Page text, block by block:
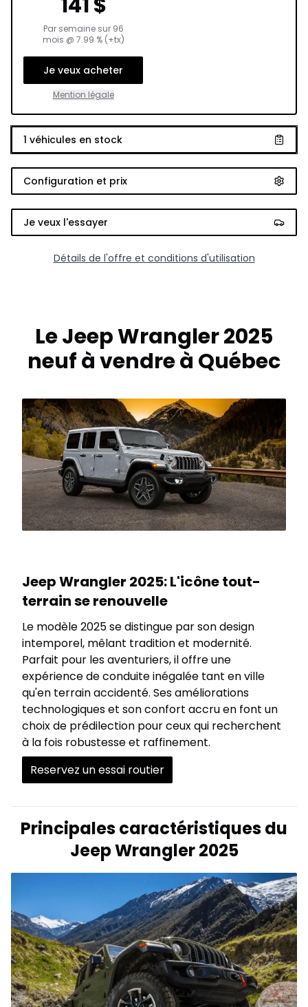
141$
Par semaine sur 96
mois @ 7.99 % (+tx)
Je veux acheter
Mention légale
1 véhicules en stock
Configuration et prix
Je veux l'essayer
Détails de l'offre et conditions d'utilisation
Le Jeep Wrangler 2025
neuf à vendre à Québec
Jeep Wrangler 2025: L'icône tout-
terrain se renouvelle
Le modèle 2025 se distingue par son design
intemporel, mêlant tradition et modernité.
Parfait pour les aventuriers, il offre une
expérience de conduite inégalée tant en ville
qu'en terrain accidenté. Ses améliorations
technologiques et son confort accru en font un
choix de prédilection pour ceux qui recherchent
à la fois robustesse et raffinement.
Reservez un essai routier
Principales caractéristiques du
Jeep Wrangler 2025